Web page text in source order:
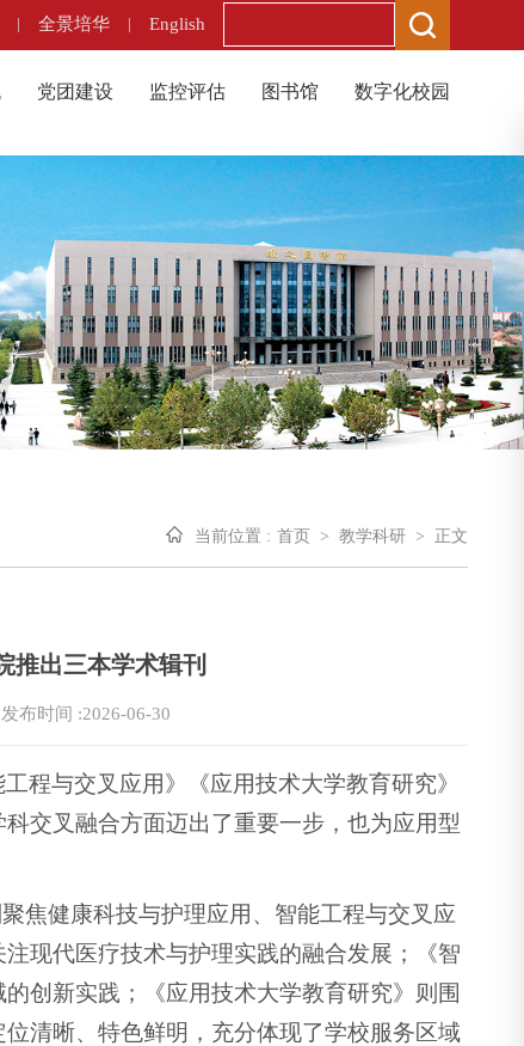
| 全景培华 | English
党团建设 监控评估 图书馆 数字化校园
当前位置 : 首页 > 教学科研 > 正文
推出三本学术辑刊
发布时间 :2026-06-30
程与交叉应用》《应用技术大学教育研究》
交叉融合方面迈出了重要一步，也为应用型
焦健康科技与护理应用、智能工程与交叉应
现代医疗技术与护理实践的融合发展；《智
创新实践；《应用技术大学教育研究》则围
清晰、特色鲜明，充分体现了学校服务区域